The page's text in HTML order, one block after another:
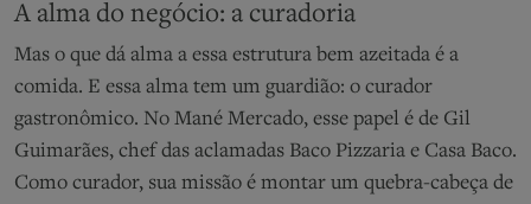
A alma do negócio: a curadoria
Mas o que dá alma a essa estrutura bem azeitada é a
comida. E essa alma tem um guardião: o curador
gastronômico. No Mané Mercado, esse papel é de Gil
Guimarães, chef das aclamadas Baco Pizzaria e Casa Baco.
Como curador, sua missão é montar um quebra-cabeça de